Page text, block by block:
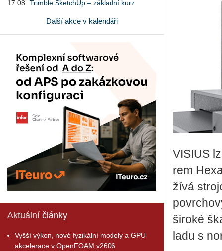
17.08.
Trimble SketchUp – základní kurz
Další akce v kalendáři
Aktuální články
Vyšší výkon, nové fyzikální modely a GPU
akcelerace v OpenFOAM v2606
VI­SIUS
rem
ží­vá
ši­ro­ké
la­du s